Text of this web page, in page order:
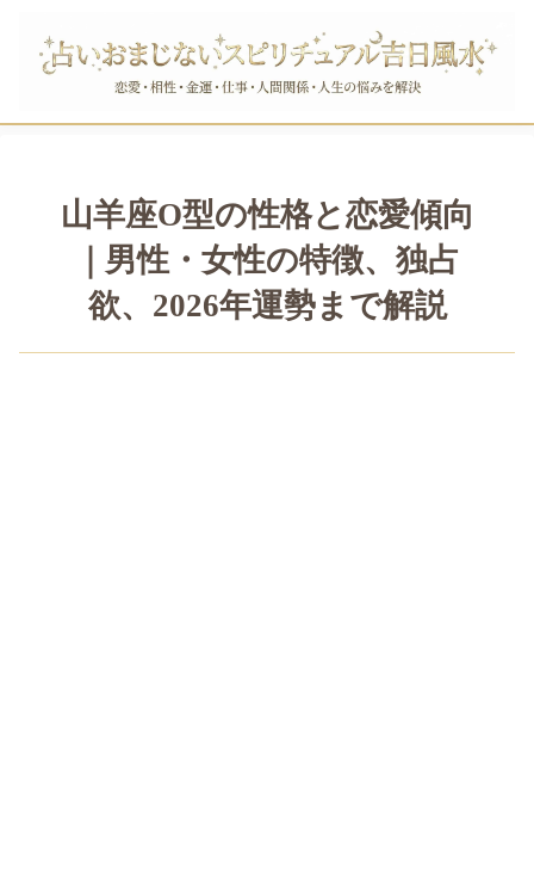
山羊座O型の性格と恋愛傾向
｜男性・女性の特徴、独占
欲、2026年運勢まで解説